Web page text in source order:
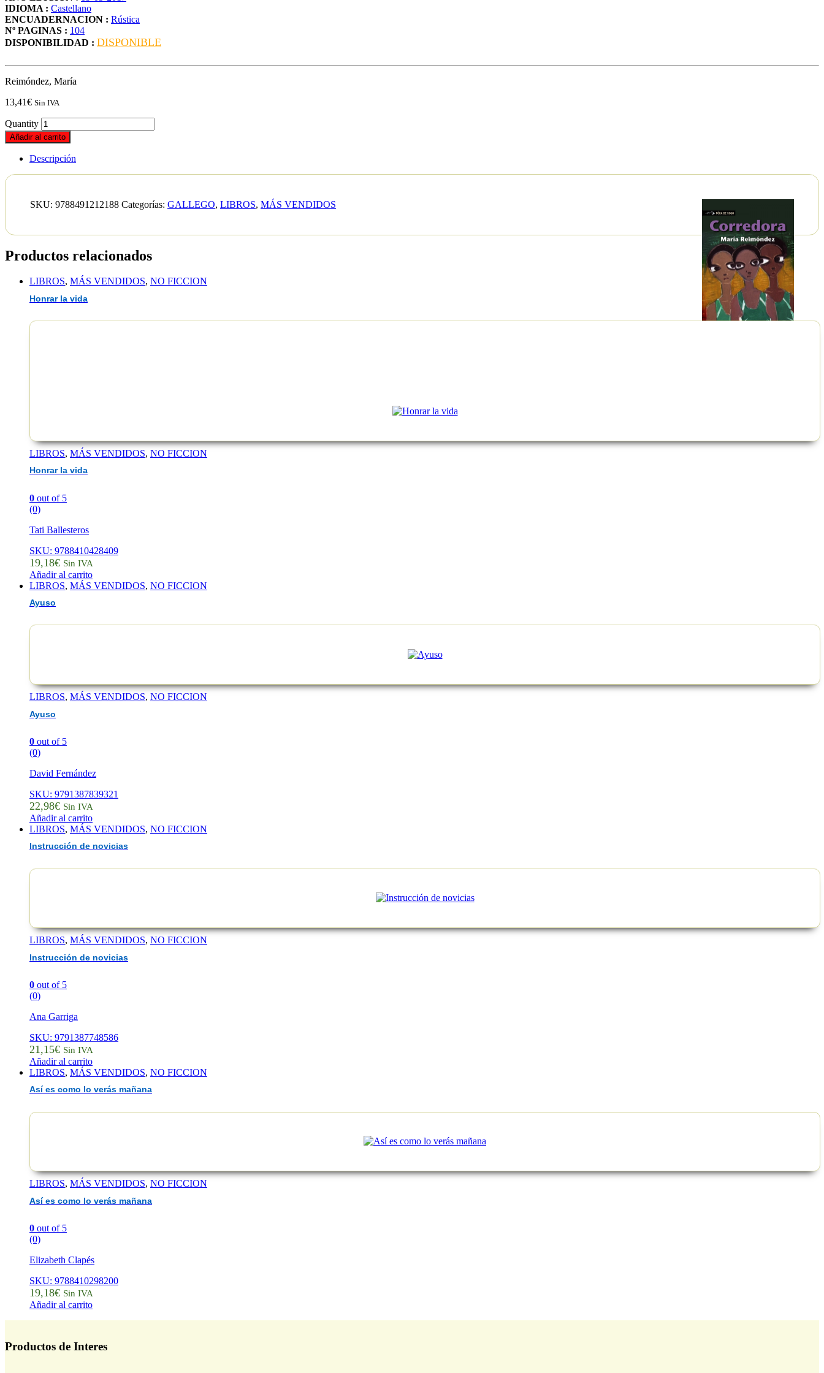
IDIOMA : Castellano
ENCUADERNACION : Rústica
Nº PAGINAS : 104
DISPONIBILIDAD : DISPONIBLE
Reimóndez, María
13,41€ Sin IVA
Quantity
Añadir al carrito
Descripción
SKU: 9788491212188 Categorías: GALLEGO, LIBROS, MÁS VENDIDOS
Productos relacionados
LIBROS, MÁS VENDIDOS, NO FICCION
Honrar la vida
LIBROS, MÁS VENDIDOS, NO FICCION
Honrar la vida
0 out of 5
(0)
Tati Ballesteros
SKU: 9788410428409
19,18€ Sin IVA
Añadir al carrito
LIBROS, MÁS VENDIDOS, NO FICCION
Ayuso
LIBROS, MÁS VENDIDOS, NO FICCION
Ayuso
0 out of 5
(0)
David Fernández
SKU: 9791387839321
22,98€ Sin IVA
Añadir al carrito
LIBROS, MÁS VENDIDOS, NO FICCION
Instrucción de novicias
LIBROS, MÁS VENDIDOS, NO FICCION
Instrucción de novicias
0 out of 5
(0)
Ana Garriga
SKU: 9791387748586
21,15€ Sin IVA
Añadir al carrito
LIBROS, MÁS VENDIDOS, NO FICCION
Así es como lo verás mañana
LIBROS, MÁS VENDIDOS, NO FICCION
Así es como lo verás mañana
0 out of 5
(0)
Elizabeth Clapés
SKU: 9788410298200
19,18€ Sin IVA
Añadir al carrito
Productos de Interes